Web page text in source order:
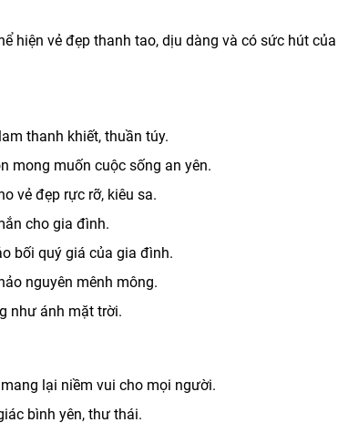
hiện vẻ đẹp thanh tao, dịu dàng và có sức hút của
thanh khiết, thuần túy.
mong muốn cuộc sống an yên.
vẻ đẹp rực rỡ, kiêu sa.
cho gia đình.
bối quý giá của gia đình.
nguyên mênh mông.
như ánh mặt trời.
lại niềm vui cho mọi người.
bình yên, thư thái.